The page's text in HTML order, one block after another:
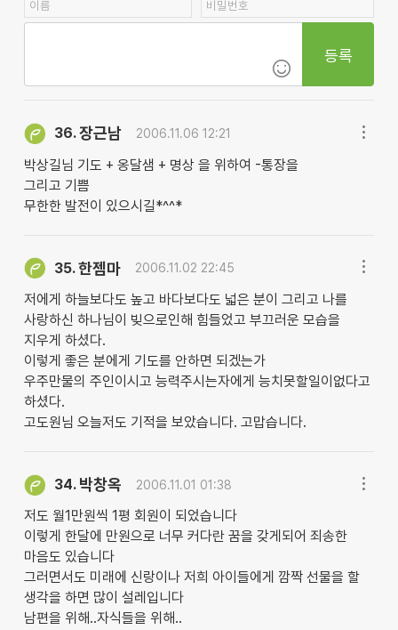
등록
36.장근남 2006.11.06 12:21
박상길님 기도 + 옹달샘 + 명상 을 위하여 -통장을
그리고 기쁨
무한한 발전이 있으시길*^^*
35.한젬마 2006.11.02 22:45
저에게 하늘보다도 높고 바다보다도 넓은 분이 그리고 나를
사랑하신 하나님이 빚으로인해 힘들었고 부끄러운 모습을
지우게 하셨다.
이렇게 좋은 분에게 기도를 안하면 되겠는가
우주만물의 주인이시고 능력주시는자에게 능치못할일이없다고
하셨다.
고도원님 오늘저도 기적을 보았습니다. 고맙습니다.
34. 박창옥 2006.11.01 01:38
저도 월1만원씩 1평 회원이 되었습니다
이렇게 한달에 만원으로 너무 커다란 꿈을 갖게되어 죄송한
마음도 있습니다
그러면서도 미래에 신랑이나 저희 아이들에게 깜짝 선물을 할
생각을 하면 많이 설레입니다
남편을 위해..자식들을 위해..